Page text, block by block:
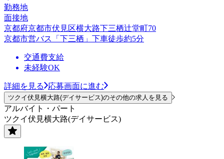
勤務地
面接地
京都府京都市伏見区横大路下三栖辻堂町70
京都市営バス「下三栖」下車徒歩約5分
交通費支給
未経験OK
詳細を見る 応募画面に進む
ツクイ伏見横大路(デイサービス)のその他の求人を見る
アルバイト・パート
ツクイ伏見横大路(デイサービス)